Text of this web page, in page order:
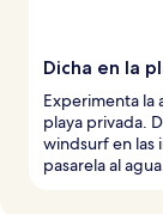
Dicha en la
Experimenta la
playa privada.
windsurf en las
pasarela al agua.